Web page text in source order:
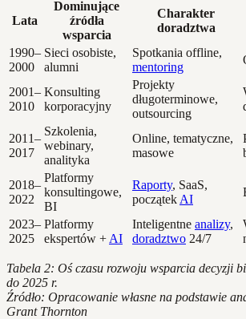
Lata
Dominujące
źródła
wsparcia
Charakter
doradztwa
1990–
2000
Sieci osobiste,
alumni
Spotkania offline,
mentoring
2001–
2010
Konsulting
korporacyjny
Projekty
długoterminowe,
outsourcing
2011–
2017
Szkolenia,
webinary,
analityka
Online, tematyczne,
masowe
2018–
2022
Platformy
konsultingowe,
BI
Raporty, SaaS,
początek AI
2023–
2025
Platformy
ekspertów + AI
Inteligentne analizy,
doradztwo 24/7
Tabela 2: Oś czasu rozwoju wsparcia decyzji
do 2025 r.
Źródło: Opracowanie własne na podstawie
Grant Thornton